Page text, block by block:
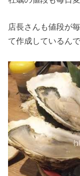
店長さんも値段が
て作成しているん